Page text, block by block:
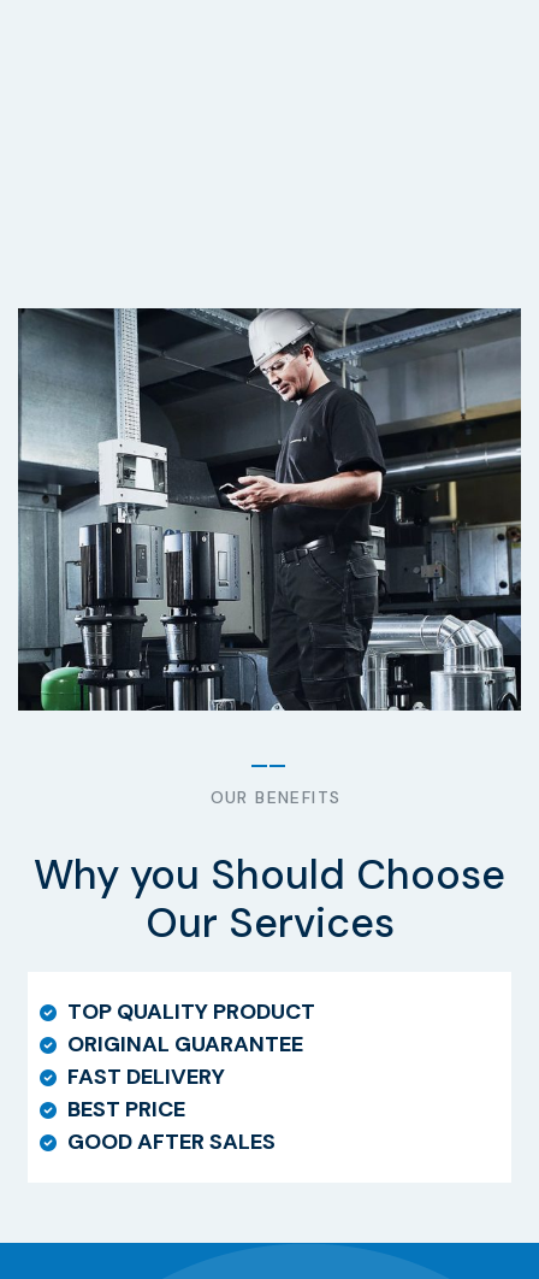
OUR BENEFITS
Why you Should Choose
Our Services
TOP QUALITY PRODUCT
ORIGINAL GUARANTEE
FAST DELIVERY
BEST PRICE
GOOD AFTER SALES